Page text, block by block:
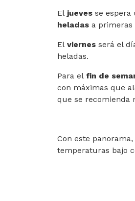
El jueves se espera
heladas a primeras
El viernes será el
heladas.
Para el fin de
con máximas que
que se recomienda
Con este
temperaturas bajo